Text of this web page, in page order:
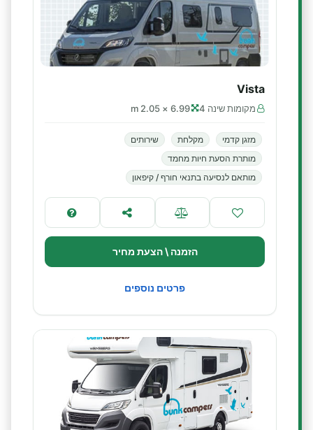
Vista
מקומות שינה 4 6.99 × 2.05 m
מזגן קדמי מקלחת
שירותים
מותרת הסעת חיות מחמד
מותאם לנסיעה בתנאי חורף / קיפאון
הזמנה \ הצעת מחיר
פרטים נוספים